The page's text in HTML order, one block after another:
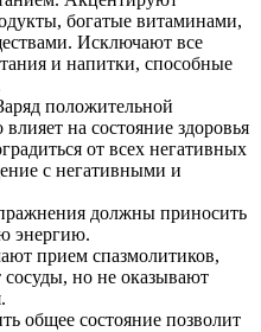
богатые витаминами,
Исключают все
и напитки, способные
положительной
на состояние здоровья
от всех негативных
с негативными и
должны приносить
энергию.
прием спазмолитиков,
но не оказывают
общее состояние позволит